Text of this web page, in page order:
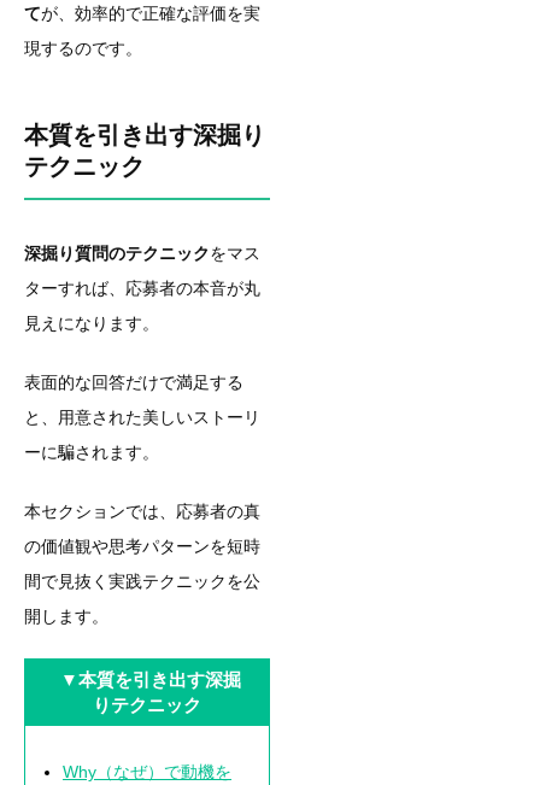
てが、効率的で正確な評価を実
現するのです。
本質を引き出す深掘り
テクニック
深掘り質問のテクニックをマス
ターすれば、応募者の本音が丸
見えになります。
表面的な回答だけで満足する
と、用意された美しいストーリ
ーに騙されます。
本セクションでは、応募者の真
の価値観や思考パターンを短時
間で見抜く実践テクニックを公
開します。
▼本質を引き出す深掘
りテクニック
Why（なぜ）で動機を